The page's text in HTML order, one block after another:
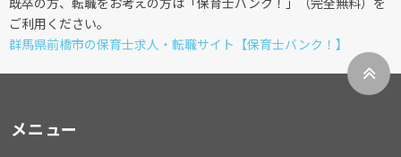
既卒の方、転職をお考えの方は「保育士バンク！」（完全無料）を
ご利用ください。
群馬県前橋市の保育士求人・転職サイト【保育士バンク！】
メニュー